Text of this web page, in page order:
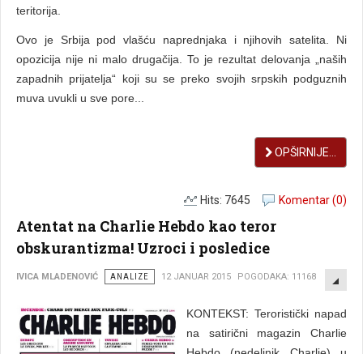
teritorija.
Ovo je Srbija pod vlašću naprednjaka i njihovih satelita. Ni
opozicija nije ni malo drugačija. To je rezultat delovanja „naših
zapadnih prijatelja“ koji su se preko svojih srpskih podguznih
muva uvukli u sve pore...
OPŠIRNIJE...
Komentar (0)
Hits: 7645
Atentat na Charlie Hebdo kao teror
obskurantizma! Uzroci i posledice
IVICA MLADENOVIĆ ANALIZE 12 JANUAR 2015 POGODAKA: 11168
KONTEKST: Teroristički napad
na satirični magazin Charlie